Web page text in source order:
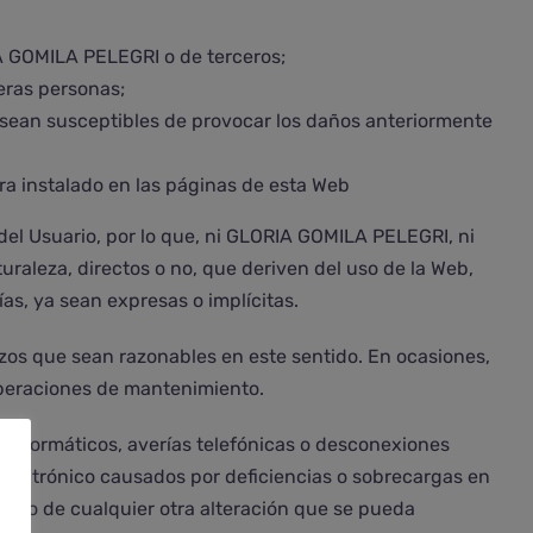
PELEGRI o de terceros;
personas;
susceptibles de provocar los daños anteriormente
instalado en las páginas de esta Web
Usuario, por lo que, ni GLORIA GOMILA PELEGRI, ni
directos o no, que deriven del uso de la Web,
ya sean expresas o implícitas.
que sean razonables en este sentido. En ocasiones,
de mantenimiento.
averías telefónicas o desconexiones
causados por deficiencias o sobrecargas en
de cualquier otra alteración que se pueda